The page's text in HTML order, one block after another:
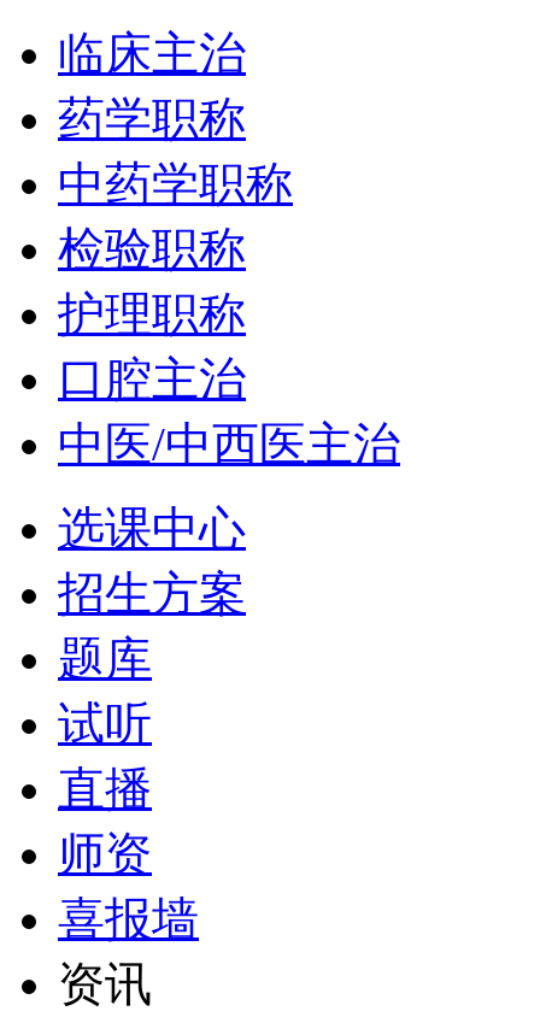
临床主治
药学职称
中药学职称
检验职称
护理职称
口腔主治
中医/中西医主治
选课中心
招生方案
题库
试听
直播
师资
喜报墙
资讯